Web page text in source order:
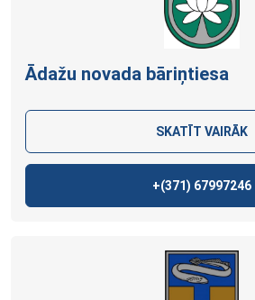
Ādažu novada bāriņtiesa
SKATĪT VAIRĀK
+(371) 67997246